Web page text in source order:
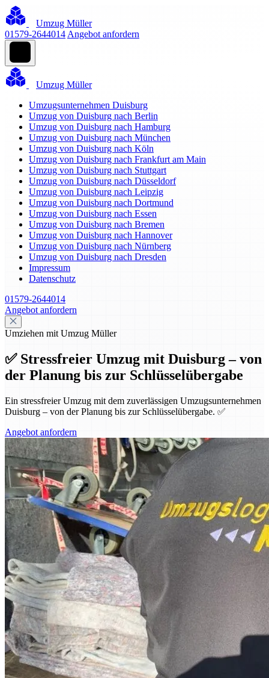
Umzug Müller
01579-2644014 Angebot anfordern
Umzug Müller
Umzugsunternehmen Duisburg
Umzug von Duisburg nach Berlin
Umzug von Duisburg nach Hamburg
Umzug von Duisburg nach München
Umzug von Duisburg nach Köln
Umzug von Duisburg nach Frankfurt am Main
Umzug von Duisburg nach Stuttgart
Umzug von Duisburg nach Düsseldorf
Umzug von Duisburg nach Leipzig
Umzug von Duisburg nach Dortmund
Umzug von Duisburg nach Essen
Umzug von Duisburg nach Bremen
Umzug von Duisburg nach Hannover
Umzug von Duisburg nach Nürnberg
Umzug von Duisburg nach Dresden
Impressum
Datenschutz
01579-2644014
Angebot anfordern
Umziehen mit Umzug Müller
✅ Stressfreier Umzug mit Duisburg – von
der Planung bis zur Schlüsselübergabe
Ein stressfreier Umzug mit dem zuverlässigen Umzugsunternehmen
Duisburg – von der Planung bis zur Schlüsselübergabe. ✅
Angebot anfordern